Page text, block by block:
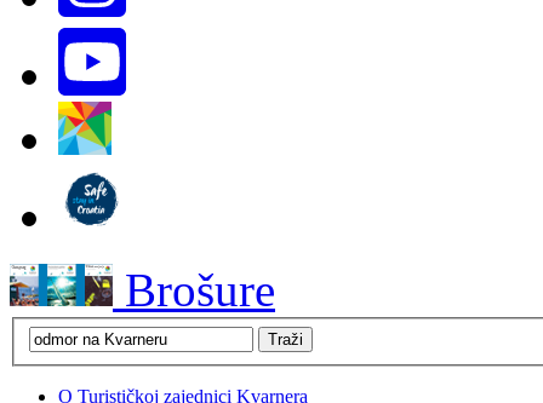
Brošure
O Turističkoj zajednici Kvarnera